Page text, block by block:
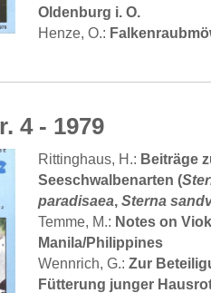
Oldenburg i. O.
Henze, O.:
4 - 1979
Rittinghaus, H.: Beiträge
Seeschwalbenarten (
paradisaea, Sterna
Temme, M.: Notes on
Manila/Philippines
Wennrich, G.: Zur
Fütterung junger